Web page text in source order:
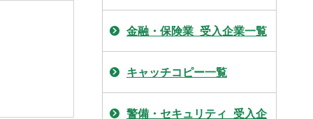
金融・保険業_受入企業一覧
キャッチコピー一覧
警備・セキュリティ_受入企